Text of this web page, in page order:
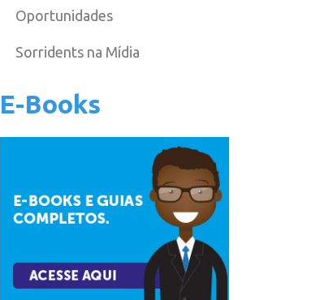
Oportunidades
Sorridents na Mídia
E-Books